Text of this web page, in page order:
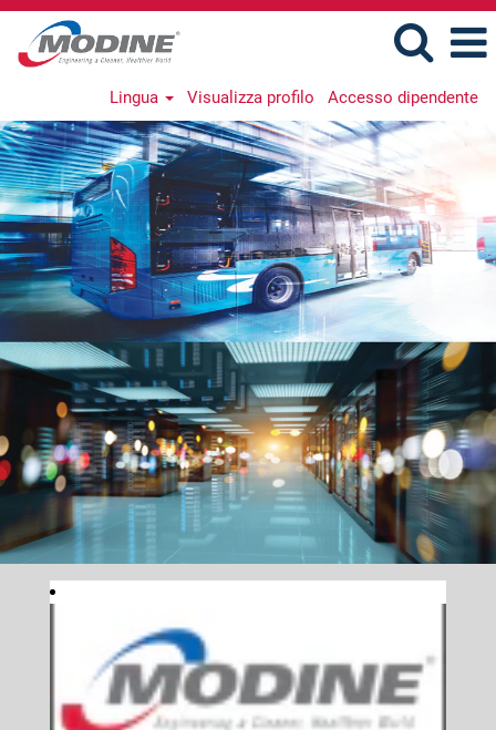
Lingua Visualizza profilo Accesso dipendente